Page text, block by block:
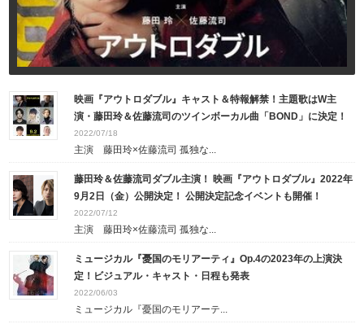
映画『アウトロダブル』キャスト＆特報解禁！主題歌はW主
演・藤田玲＆佐藤流司のツインボーカル曲「BOND」に決定！
2022/07/18
主演 藤田玲×佐藤流司 孤独な...
藤田玲＆佐藤流司ダブル主演！ 映画『アウトロダブル』2022年
9月2日（金）公開決定！ 公開決定記念イベントも開催！
2022/07/12
主演 藤田玲×佐藤流司 孤独な...
ミュージカル『憂国のモリアーティ』Op.4の2023年の上演決
定！ビジュアル・キャスト・日程も発表
2022/06/03
ミュージカル『憂国のモリアーテ...